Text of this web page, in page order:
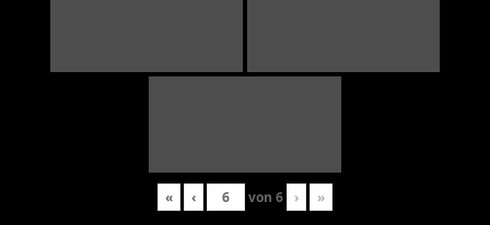
« ‹ von 6 › »